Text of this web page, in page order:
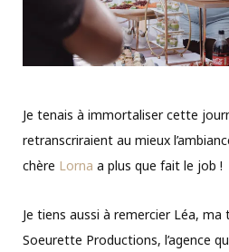
Je tenais à immortaliser cette
retranscriraient au mieux
chère Lorna a plus que fait le job !
Je tiens aussi à remercier Léa,
Soeurette Productions, l’agence